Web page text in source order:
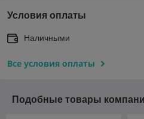
Условия оплаты
Наличными
Все условия оплаты
Подобные товары